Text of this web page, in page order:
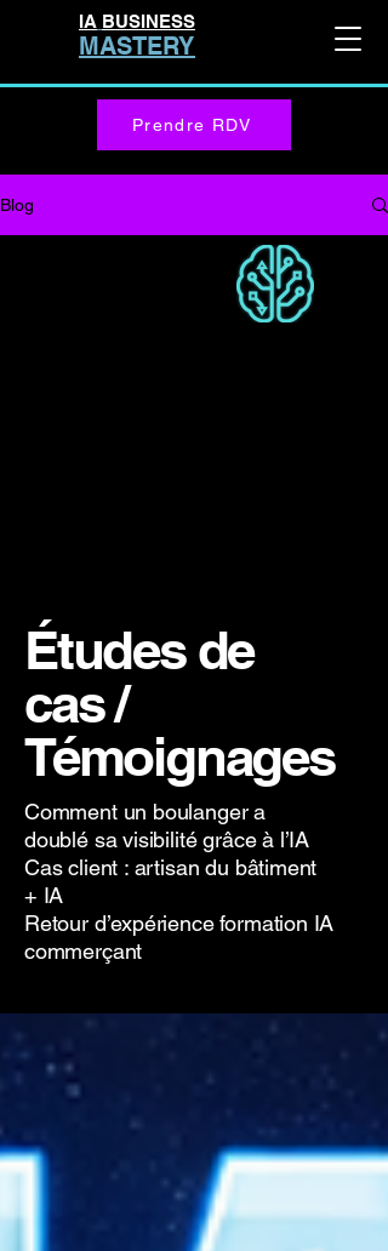
IA BUSINESS
MASTERY
Prendre RDV
Blog
Études de
cas /
Témoignages
Comment un boulanger a
doublé sa visibilité grâce à l’IA
Cas client : artisan du bâtiment
+ IA
Retour d’expérience formation IA
commerçant